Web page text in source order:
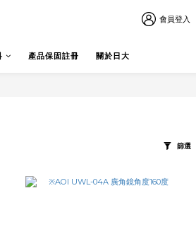
會員登入
產品保固註冊 關於日大
篩選